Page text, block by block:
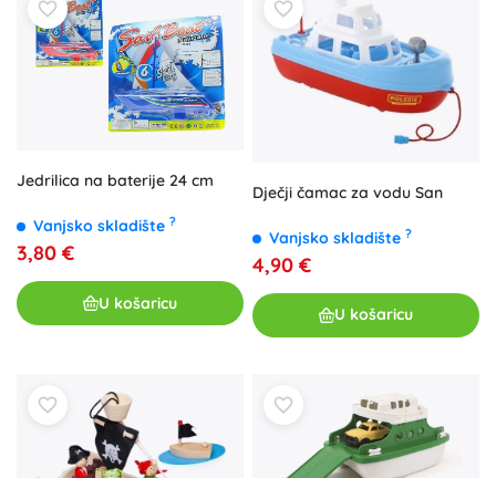
Jedrilica na baterije 24 cm
Vanjsko skladište ?
3,80 €
U košaricu
Dječji čamac za vodu San
Vanjsko skladište ?
4,90 €
U košaricu